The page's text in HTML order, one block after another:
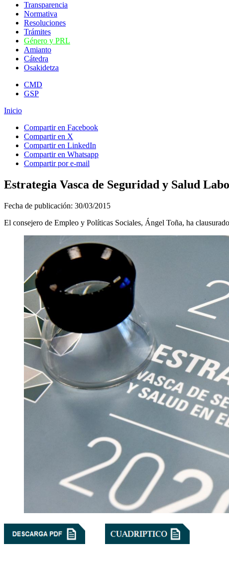
Transparencia
Normativa
Resoluciones
Trámites
Género y PRL
Amianto
Cátedra
Osakidetza
CMD
GSP
Inicio
Compartir en Facebook
Compartir en X
Compartir en LinkedIn
Compartir en Whatsapp
Compartir por e-mail
Estrategia Vasca de Seguridad y Salud
Fecha de publicación: 30/03/2015
El consejero de Empleo y Políticas Sociales, Ángel Toña, ha